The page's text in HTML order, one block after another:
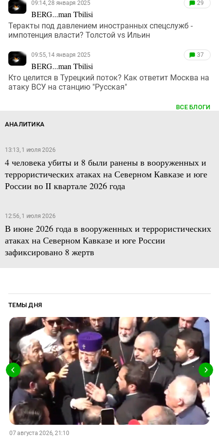
09:14, 28 января 2025
BERG...man Tbilisi
29
Теракты под давлением иностранных спецслужб -
импотенция власти? Толстой vs Ильин
09:55, 14 января 2025
BERG...man Tbilisi
37
Кто целится в Турецкий поток? Как ответит Москва на
атаку ВСУ на станцию "Русская"
ВСЕ БЛОГИ
АНАЛИТИКА
13:13, 1 июля 2026
4 человека убиты и 8 были ранены в вооруженных и
террористических атаках на Северном Кавказе и юге
России во II квартале 2026 года
12:56, 1 июля 2026
В июне 2026 года в вооруженных и террористических
атаках на Северном Кавказе и юге России
зафиксировано 8 жертв
ТЕМЫ ДНЯ
07 августа 2026, 21:10